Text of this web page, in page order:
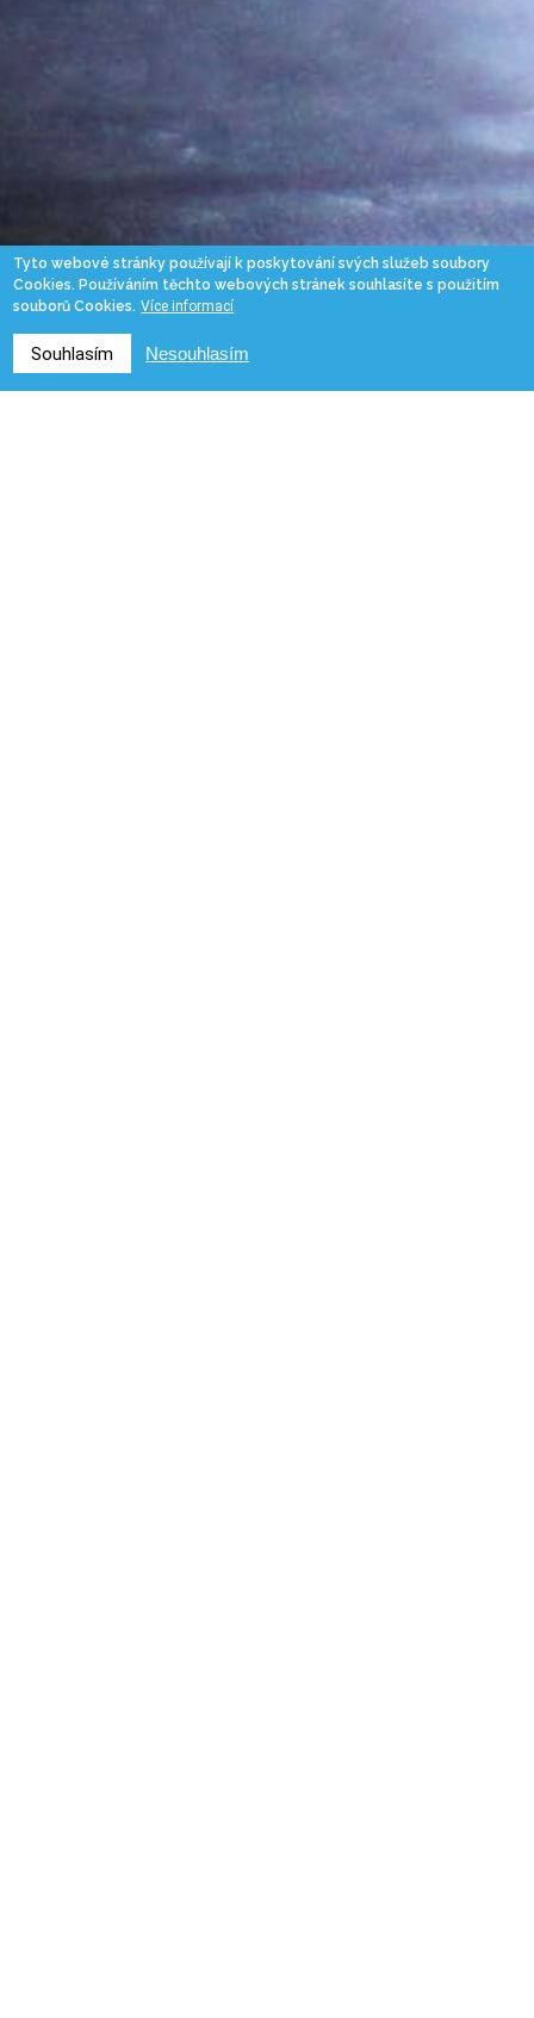
Tyto webové stránky používají k poskytování svých služeb soubory
Cookies. Používáním těchto webových stránek souhlasíte s použitím
souborů Cookies. Více informací
Souhlasím Nesouhlasím